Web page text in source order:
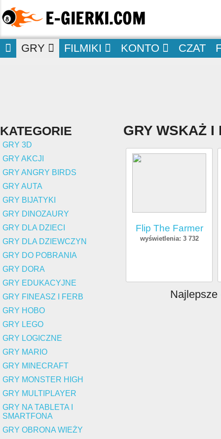
GRY FILMIKI KONTO CZAT
GRY WSKAŻ I
Flip The Farmer
wyświetlenia: 3 732
Najlepsze
KATEGORIE
GRY 3D
GRY AKCJI
GRY ANGRY BIRDS
GRY AUTA
GRY BIJATYKI
GRY DINOZAURY
GRY DLA DZIECI
GRY DLA DZIEWCZYN
GRY DO POBRANIA
GRY DORA
GRY EDUKACYJNE
GRY FINEASZ I FERB
GRY HOBO
GRY LEGO
GRY LOGICZNE
GRY MARIO
GRY MINECRAFT
GRY MONSTER HIGH
GRY MULTIPLAYER
GRY NA TABLETA I
SMARTFONA
GRY OBRONA WIEŻY